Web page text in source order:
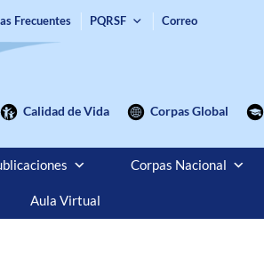
Frecuentes PQRSF Correo
Calidad de Vida Corpas Global
Corpas Nacional
Aula Virtual